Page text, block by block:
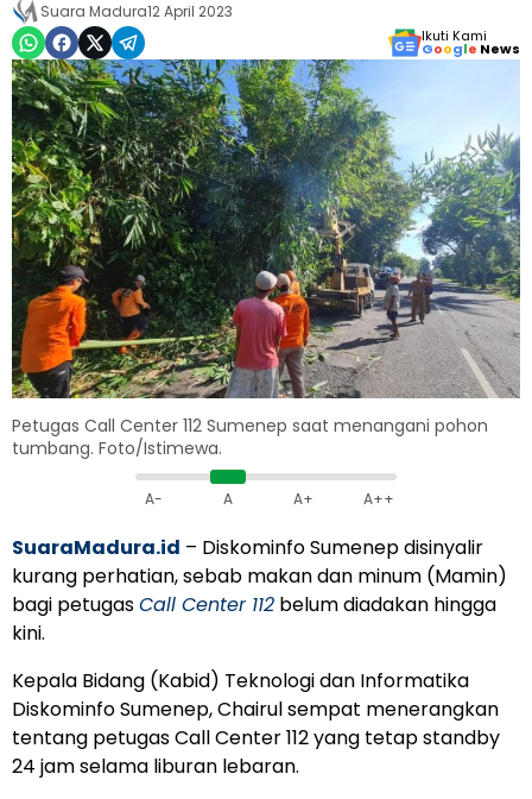
Suara Madura12 April 2023
Ikuti Kami
Google News
Petugas Call Center 112 Sumenep saat menangani pohon
tumbang. Foto/Istimewa.
A- A A+ A++
SuaraMadura.id – Diskominfo Sumenep disinyalir
kurang perhatian, sebab makan dan minum (Mamin)
bagi petugasCall Center 112 belum diadakan hingga
kini.
Kepala Bidang (Kabid) Teknologi dan Informatika
Diskominfo Sumenep, Chairul sempat menerangkan
tentang petugas Call Center 112 yang tetap standby
24 jam selama liburan lebaran.